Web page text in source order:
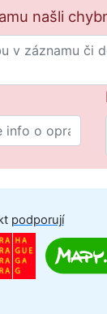
našli
podporují